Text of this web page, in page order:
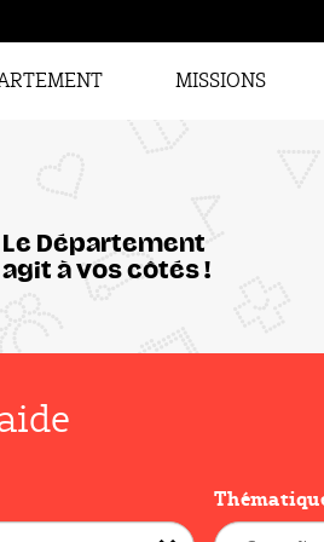
MISSIONS
Le Département
agit à vos côtés !